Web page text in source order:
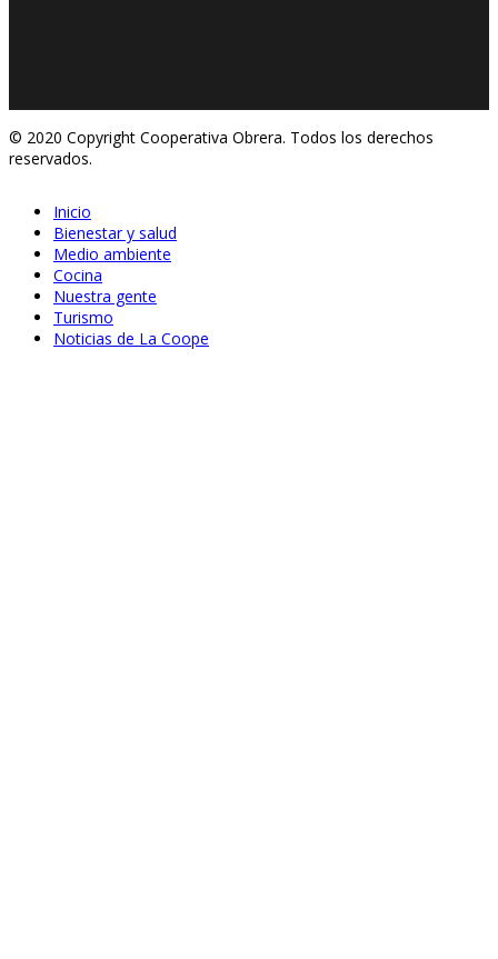
© 2020 Copyright Cooperativa Obrera. Todos los derechos
reservados.
Inicio
Bienestar y salud
Medio ambiente
Cocina
Nuestra gente
Turismo
Noticias de La Coope